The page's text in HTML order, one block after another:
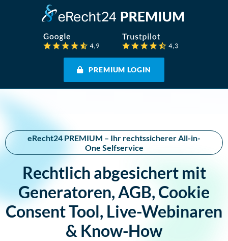
PREMIUM LOGIN
eRecht24 PREMIUM – Ihr rechtssicherer All-in-
One Selfservice
Rechtlich abgesichert mit
Generatoren, AGB, Cookie
Consent Tool, Live-Webinaren
& Know-How